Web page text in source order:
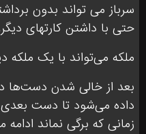
سرباز می تواند بدون
حتی با داشتن کارتهای
ملکه می‌تواند با یک ملکه
بعد از خالی شدن دست‌ها
داده می‌شود تا دست
زمانی که برگی نماند ادامه